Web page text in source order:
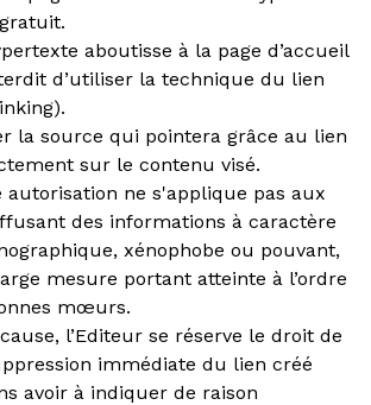
aboutisse à la page d’accueil
d’utiliser la technique du lien
la source qui pointera grâce au lien
sur le contenu visé.
autorisation ne s'applique pas aux
des informations à caractère
xénophobe ou pouvant,
mesure portant atteinte à l’ordre
mœurs.
l’Editeur se réserve le droit de
immédiate du lien créé
avoir à indiquer de raison